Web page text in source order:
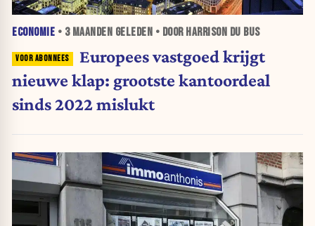
ECONOMIE • 3 MAANDEN GELEDEN • DOOR HARRISON DU BUS
Europees vastgoed krijgt
nieuwe klap: grootste kantoordeal
sinds 2022 mislukt